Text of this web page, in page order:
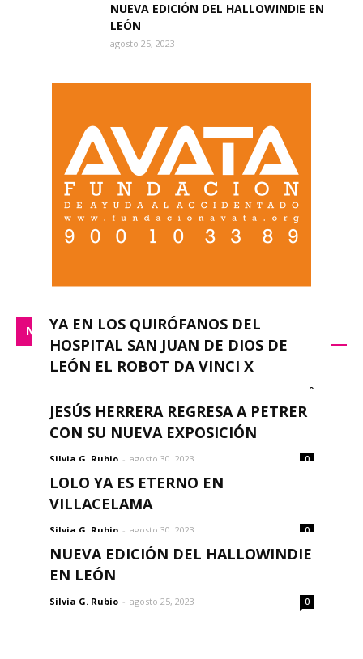
NUEVA EDICIÓN DEL HALLOWINDIE EN
LEÓN
agosto 25, 2023
NACIONAL
YA EN LOS QUIRÓFANOS DEL
HOSPITAL SAN JUAN DE DIOS DE
LEÓN EL ROBOT DA VINCI X
0
JESÚS HERRERA REGRESA A PETRER
CON SU NUEVA EXPOSICIÓN
Silvia G. Rubio - agosto 30, 2023 0
LOLO YA ES ETERNO EN
VILLACELAMA
Silvia G. Rubio - agosto 30, 2023 0
NUEVA EDICIÓN DEL HALLOWINDIE
EN LEÓN
Silvia G. Rubio - agosto 25, 2023 0